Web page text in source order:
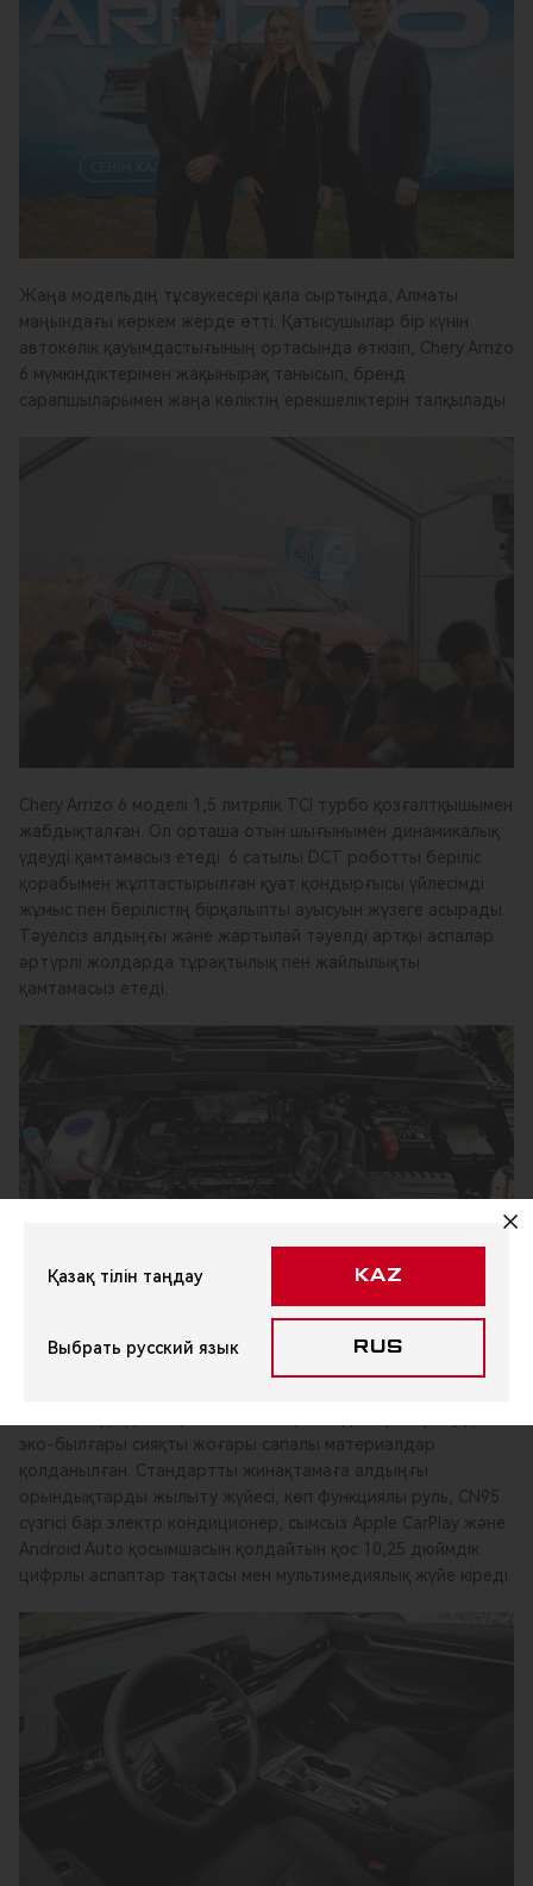
Жаңа модельдің тұсаукесері қала сыртында, Алматы
маңындағы көркем жерде өтті. Қатысушылар бір күнін
автокөлік қауымдастығының ортасында өткізіп, Chery Arrizo
6 мүмкіндіктерімен жақынырақ танысып, бренд
сарапшыларымен жаңа көліктің ерекшеліктерін талқылады.
Chery Arrizo 6 моделі 1,5 литрлік TCI турбо қозғалтқышымен
жабдықталған. Ол орташа отын шығынымен динамикалық
үдеуді қамтамасыз етеді. 6 сатылы DCT роботты беріліс
қорабымен жұптастырылған қуат қондырғысы үйлесімді
жұмыс пен берілістің бірқалыпты ауысуын жүзеге асырады.
Тәуелсіз алдыңғы және жартылай тәуелді артқы аспалар
әртүрлі жолдарда тұрақтылық пен жайлылықты
қамтамасыз етеді.
эко-былғары сияқты жоғары сапалы материалдар
қолданылған. Стандартты жинақтамаға алдыңғы
орындықтарды жылыту жүйесі, көп функциялы руль, CN95
сүзгісі бар электр кондиционер, сымсыз Apple CarPlay және
Android Auto қосымшасын қолдайтын қос 10,25 дюймдік
цифрлы аспаптар тақтасы мен мультимедиялық жүйе кіреді.
Қазақ тілін таңдау KAZ
Выбрать русский язык RUS